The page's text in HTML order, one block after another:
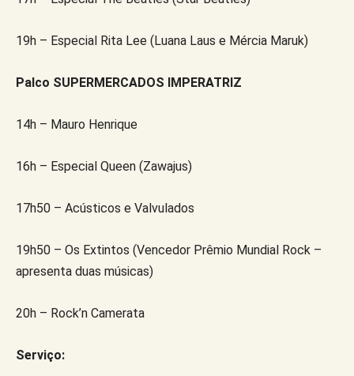
19h – Especial Rita Lee (Luana Laus e Mércia Maruk)
Palco SUPERMERCADOS IMPERATRIZ
14h – Mauro Henrique
16h – Especial Queen (Zawajus)
17h50 – Acústicos e Valvulados
19h50 – Os Extintos (Vencedor Prêmio Mundial Rock –
apresenta duas músicas)
20h – Rock’n Camerata
Serviço: